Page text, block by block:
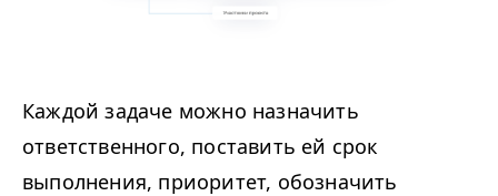
Каждой задаче можно назначить
ответственного, поставить ей срок
выполнения, приоритет, обозначить